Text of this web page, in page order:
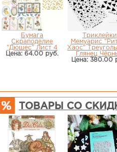
Бумага
Скраподелие
"Дюшес" Лист 4
Цена: 64.00 руб.
Триклейки
Мемуарис
Хаос"
Глянец
Цена: 380.00
ТОВАРЫ СО